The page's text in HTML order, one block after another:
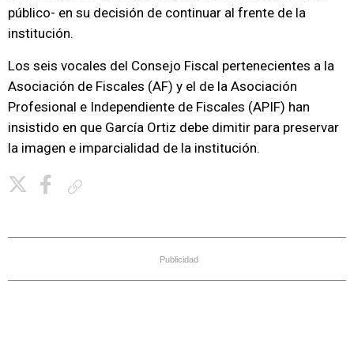
público- en su decisión de continuar al frente de la
institución.
Los seis vocales del Consejo Fiscal pertenecientes a la
Asociación de Fiscales (AF) y el de la Asociación
Profesional e Independiente de Fiscales (APIF) han
insistido en que García Ortiz debe dimitir para preservar
la imagen e imparcialidad de la institución.
Publicidad